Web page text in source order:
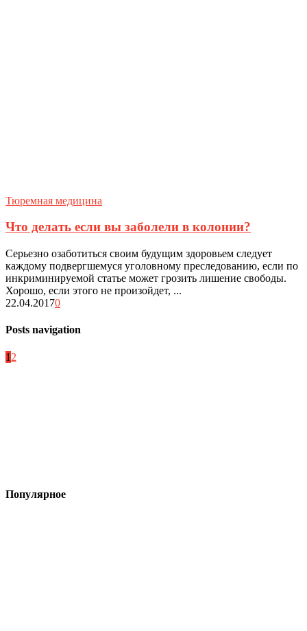
Тюремная медицина
Что делать если вы заболели в колонии?
Серьезно озаботиться своим будущим здоровьем следует
каждому подвергшемуся уголовному преследованию, если по
инкриминируемой статье может грозить лишение свободы.
Хорошо, если этого не произойдет, ...
22.04.20170
Posts navigation
1 2
Популярное